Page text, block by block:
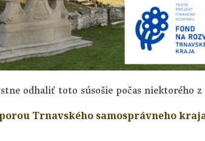
odhaliť toto súsošie počas niektorého
Trnavského samosprávneho